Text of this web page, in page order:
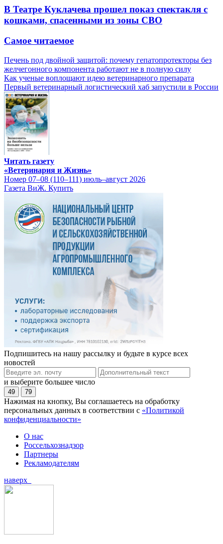
В Театре Куклачева прошел показ спектакля с
кошками, спасенными из зоны СВО
Самое читаемое
Печень под двойной защитой: почему гепатопротекторы без
желчегонного компонента работают не в полную силу
Как ученые воплощают идею ветеринарного препарата
Первый ветеринарный логистический хаб запустили в России
Читать газету
«Ветеринария и Жизнь»
Номер 07–08 (110–111) июль–август 2026
Газета ВиЖ. Купить
Подпишитесь на нашу рассылку и будьте в курсе всех
новостей
и выберите большее число
49 79
Нажимая на кнопку, Вы соглашаетесь на обработку
персональных данных в соответствии с «Политикой
конфиденциальности»
О нас
Россельхознадзор
Партнеры
Рекламодателям
наверх